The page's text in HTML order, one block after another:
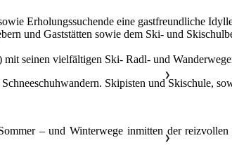
Erholungssuchende eine gastfreundliche
und Gaststätten sowie dem Ski- und
seinen vielfältigen Ski- Radl- und
Skipisten und Skischule,
– und Winterwege inmitten der
❯
❯